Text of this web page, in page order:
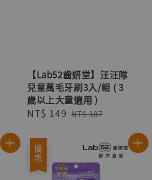
【Lab52齒妍堂】汪汪隊
兒童萬毛牙刷3入/組 ( 3
歲以上大童適用 )
Sale
NT$ 149 Regular
NT$ 187
優惠